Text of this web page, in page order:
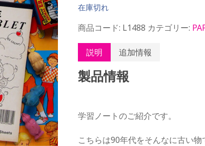
在庫切れ
商品コード: L1488 カテゴリー:
説明 追加情報
製品情報
学習ノートのご紹介です。
こちらは90年代をそんなに古い物